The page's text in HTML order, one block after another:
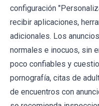
configuración
recibir aplicaciones,
adicionales. Los
normales e inocuos, sin
poco confiables y
pornografía, citas de
de encuentros con